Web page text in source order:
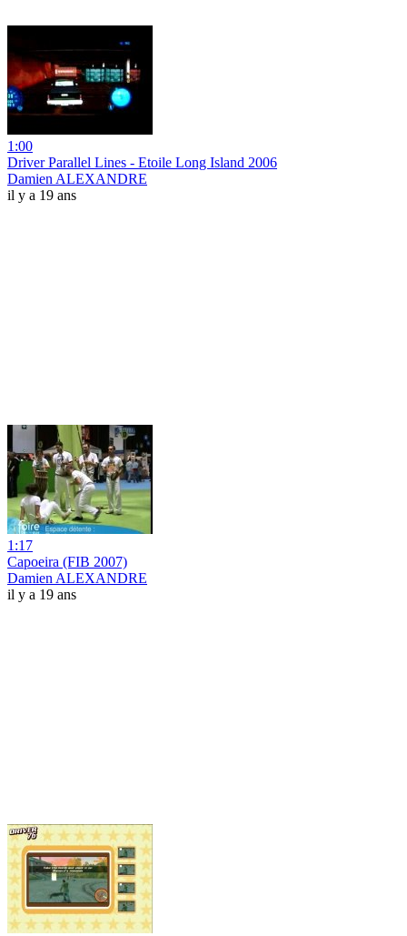
1:00
Driver Parallel Lines - Etoile Long Island 2006
Damien ALEXANDRE
il y a 19 ans
1:17
Capoeira (FIB 2007)
Damien ALEXANDRE
il y a 19 ans